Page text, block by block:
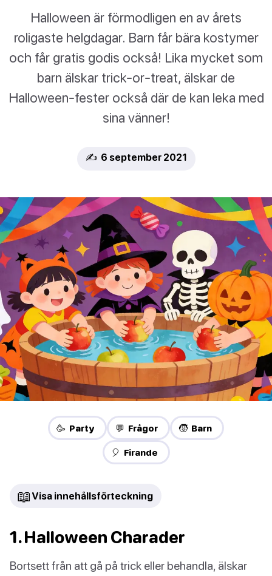
Halloween är förmodligen en av årets
roligaste helgdagar. Barn får bära kostymer
och får gratis godis också! Lika mycket som
barn älskar trick-or-treat, älskar de
Halloween-fester också där de kan leka med
sina vänner!
✍️ 6 september 2021
🥳 Party 💬 Frågor 🧒 Barn
🎈 Firande
📖 Visa innehållsförteckning
1. Halloween Charader
Bortsett från att gå på trick eller behandla, älskar